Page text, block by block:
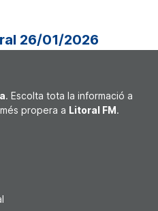
26/01/2026
. Escolta tota la informació a
propera a Litoral FM.